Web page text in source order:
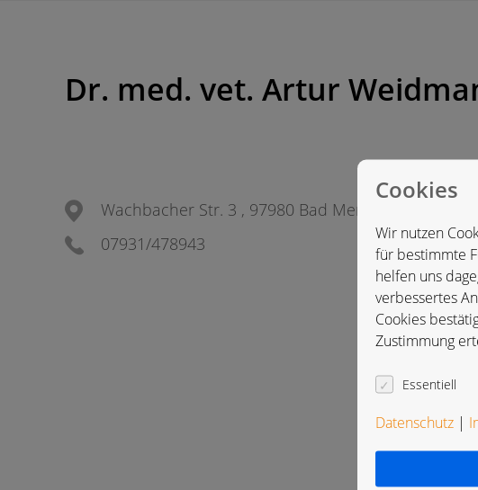
Dr. med. vet. Artur
Wachbacher Str. 3 , 97980 Bad Mergentheim,
07931/478943
Cookies
Wir nutzen
für bestimmte
helfen uns
verbessertes
Cookies
Zustimmung
Essentiell
Datenschutz |